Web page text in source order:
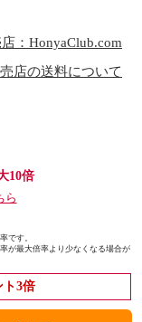
：HonyaClub.com
店の送料について
10倍
ら
です。
が最大倍率より少なくなる場合が
ト3倍